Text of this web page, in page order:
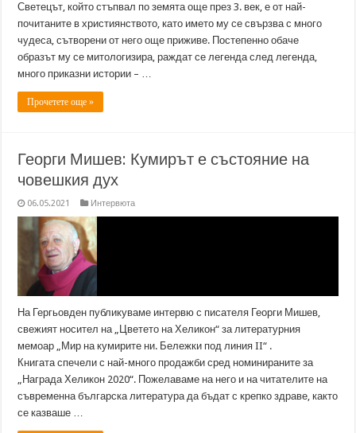
Светецът, който стъпвал по земята още през 3. век, е от най-
почитаните в християнството, като името му се свързва с много
чудеса, сътворени от него още приживе. Постепенно обаче
образът му се митологизира, раждат се легенда след легенда,
много приказни истории – …
Прочетете още »
Георги Мишев: Кумирът е състояние на
човешкия дух
06.05.2021 Интервюта
На Гергьовден публикуваме интервю с писателя Георги Мишев,
свежият носител на „Цветето на Хеликон“ за литературния
мемоар „Мир на кумирите ни. Бележки под линия II“ .
Книгата спечели с най-много продажби сред номинираните за
„Награда Хеликон 2020“. Пожелаваме на него и на читателите на
съвременна българска литература да бъдат с крепко здраве, както
се казваше …